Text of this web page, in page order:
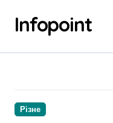
вмістуInfopoint
Різне